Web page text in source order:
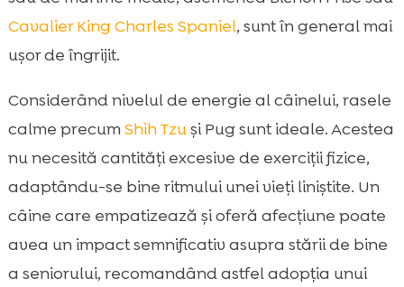
Cavalier King Charles Spaniel, sunt în general mai
ușor de îngrijit.
Considerând nivelul de energie al câinelui, rasele
calme precumShih Tzuși Pug sunt ideale. Acestea
nu necesită cantități excesive de exerciții fizice,
adaptându-se bine ritmului unei vieți liniștite. Un
câine care empatizează și oferă afecțiune poate
avea un impact semnificativ asupra stării de bine
a seniorului, recomandând astfel adopția unui